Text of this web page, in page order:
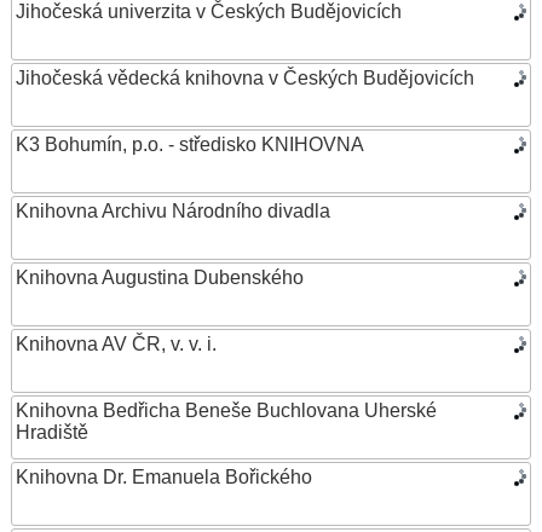
Jihočeská univerzita v Českých Budějovicích
Jihočeská vědecká knihovna v Českých Budějovicích
K3 Bohumín, p.o. - středisko KNIHOVNA
Knihovna Archivu Národního divadla
Knihovna Augustina Dubenského
Knihovna AV ČR, v. v. i.
Knihovna Bedřicha Beneše Buchlovana Uherské
Hradiště
Knihovna Dr. Emanuela Bořického